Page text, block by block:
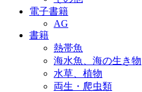
電子書籍
AG
書籍
熱帯魚
海水魚、海の生き物
水草、植物
両生・爬虫類